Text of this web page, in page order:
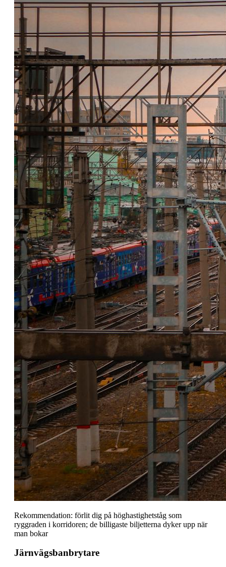
Rekommendation: förlit dig på höghastighetståg som
ryggraden i korridoren; de billigaste biljetterna dyker upp när
man bokar
Järnvägsbanbrytare